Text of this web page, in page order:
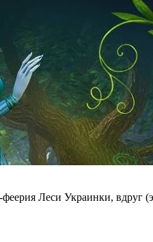
Леси Украинки, вдруг